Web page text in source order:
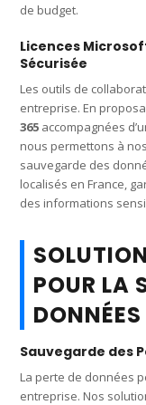
de budget.
Licences
Sécurisée
Les outils de
entreprise. En
365 accompagnées
nous permettons à
sauvegarde des
localisés en France,
des informations
POUR LA
DONNÉES
Sauvegarde des
La perte de données
entreprise. Nos